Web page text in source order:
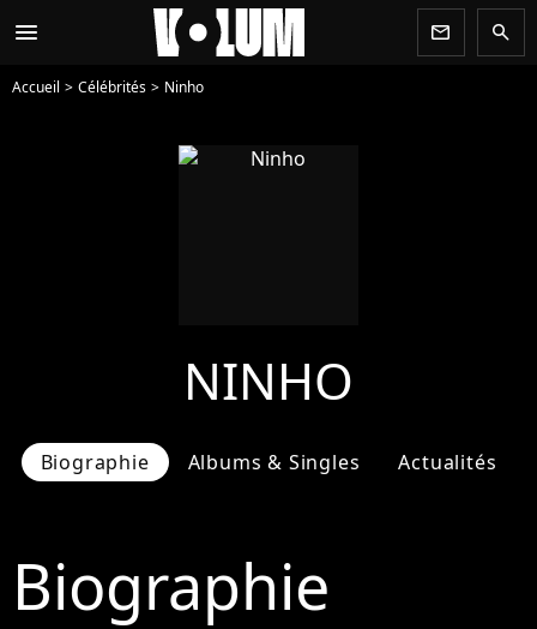
menu newsletter search
Accueil Célébrités Ninho
NINHO
Biographie Albums & Singles Actualités
Biographie